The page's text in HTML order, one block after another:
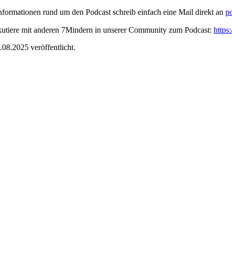
rund um den Pod­cast schreib ein­fach eine Mail direkt an
mit anderen 7Mindern in unserer Community zum Podcast:
veröffentlicht.